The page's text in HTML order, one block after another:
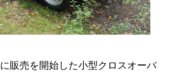
販売を開始した小型クロスオーバ